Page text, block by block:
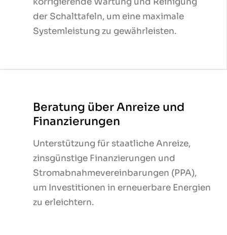
der Schalttafeln, um eine maximale
Systemleistung zu gewährleisten.
der Schalttafeln, um eine maximale
Systemleistung zu gewährleisten.
Beratung über Anreize und
Finanzierungen
Unterstützung für staatliche Anreize,
zinsgünstige Finanzierungen und
Stromabnahmevereinbarungen (PPA),
um Investitionen in erneuerbare Energien
zu erleichtern.
Beratung über Anreize und
Finanzierungen
Unterstützung für staatliche Anreize,
zinsgünstige Finanzierungen und
Stromabnahmevereinbarungen (PPA),
um Investitionen in erneuerbare Energien
zu erleichtern.